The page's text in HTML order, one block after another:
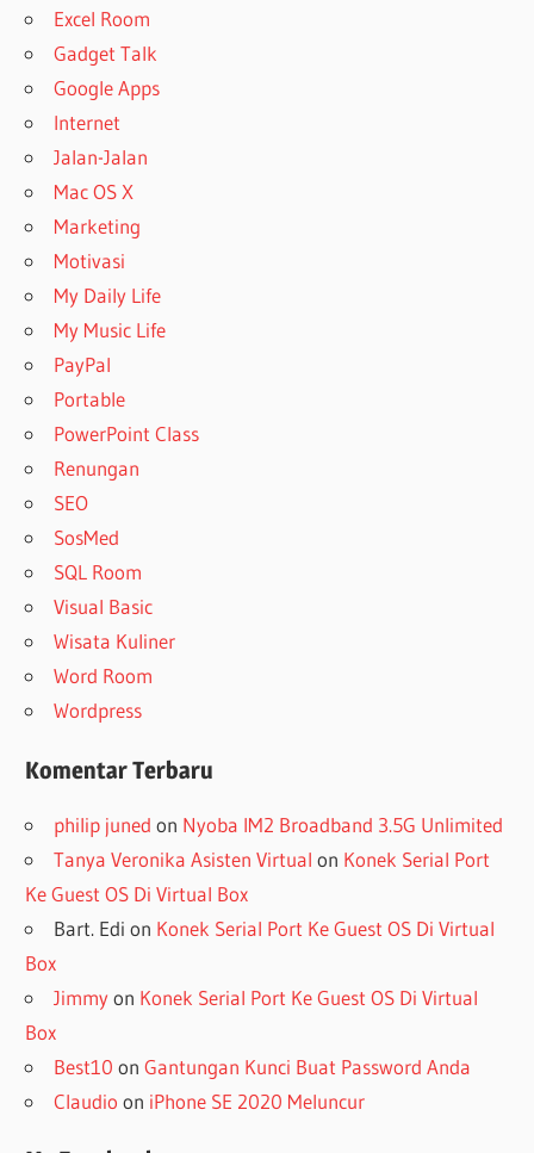
Excel Room
Gadget Talk
Google Apps
Internet
Jalan-Jalan
Mac OS X
Marketing
Motivasi
My Daily Life
My Music Life
PayPal
Portable
PowerPoint Class
Renungan
SEO
SosMed
SQL Room
Visual Basic
Wisata Kuliner
Word Room
Wordpress
Komentar Terbaru
philip juned on Nyoba IM2 Broadband 3.5G Unlimited
Tanya Veronika Asisten Virtual on Konek Serial Port
Ke Guest OS Di Virtual Box
Bart. Edi on Konek Serial Port Ke Guest OS Di Virtual
Box
Jimmyon Konek Serial Port Ke Guest OS Di Virtual
Box
Best10 onGantungan Kunci Buat Password Anda
Claudio on iPhone SE 2020 Meluncur